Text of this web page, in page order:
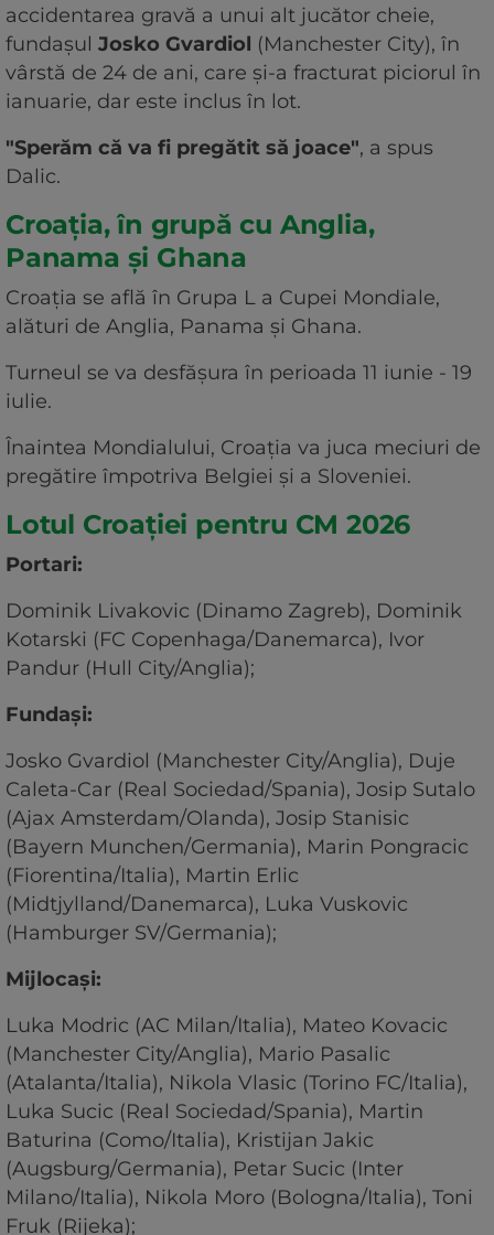
accidentarea gravă a unui alt jucător cheie,
fundaşul Josko Gvardiol (Manchester City), în
vârstă de 24 de ani, care şi-a fracturat piciorul în
ianuarie, dar este inclus în lot.
"Sperăm că va fi pregătit să joace", a spus
Dalic.
Croația, în grupă cu Anglia,
Panama și Ghana
Croaţia se află în Grupa L a Cupei Mondiale,
alături de Anglia, Panama şi Ghana.
Turneul se va desfăşura în perioada 11 iunie - 19
iulie.
Înaintea Mondialului, Croaţia va juca meciuri de
pregătire împotriva Belgiei şi a Sloveniei.
Lotul Croaţiei pentru CM 2026
Portari:
Dominik Livakovic (Dinamo Zagreb), Dominik
Kotarski (FC Copenhaga/Danemarca), Ivor
Pandur (Hull City/Anglia);
Fundaşi:
Josko Gvardiol (Manchester City/Anglia), Duje
Caleta-Car (Real Sociedad/Spania), Josip Sutalo
(Ajax Amsterdam/Olanda), Josip Stanisic
(Bayern Munchen/Germania), Marin Pongracic
(Fiorentina/Italia), Martin Erlic
(Midtjylland/Danemarca), Luka Vuskovic
(Hamburger SV/Germania);
Mijlocaşi:
Luka Modric (AC Milan/Italia), Mateo Kovacic
(Manchester City/Anglia), Mario Pasalic
(Atalanta/Italia), Nikola Vlasic (Torino FC/Italia),
Luka Sucic (Real Sociedad/Spania), Martin
Baturina (Como/Italia), Kristijan Jakic
(Augsburg/Germania), Petar Sucic (Inter
Milano/Italia), Nikola Moro (Bologna/Italia), Toni
Fruk (Rijeka);